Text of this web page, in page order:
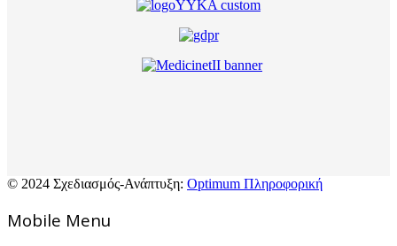
© 2024 Σχεδιασμός-Ανάπτυξη: Optimum Πληροφορική
Mοbile Menu